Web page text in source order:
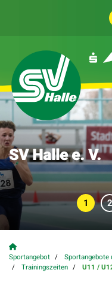
SV Halle e. V.
Sportangebot Sportangebote
Trainingszeiten
U11 /